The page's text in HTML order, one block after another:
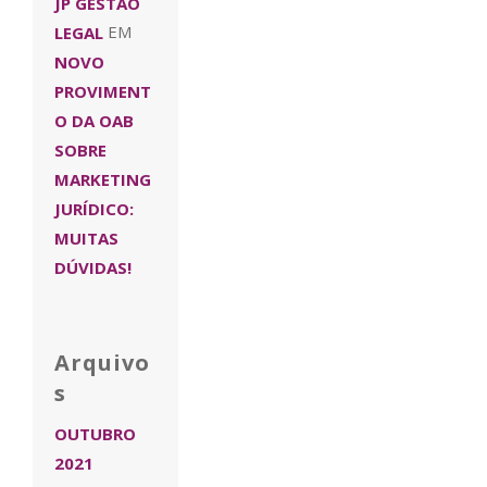
LEGAL EM
NOVO
PROVIMENT
O DA OAB
SOBRE
MARKETING
JURÍDICO:
MUITAS
DÚVIDAS!
Arquivo
s
OUTUBRO
2021